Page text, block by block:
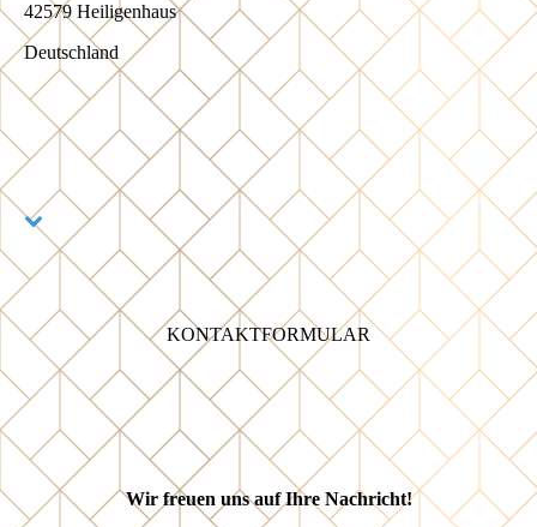
42579 Heiligenhaus
Deutschland
KONTAKT­FORMULAR
Wir freuen uns auf Ihre Nachricht!